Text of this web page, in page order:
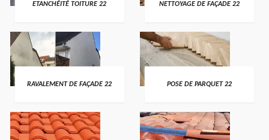
ETANCHÉITÉ TOITURE 22 NETTOYAGE DE FAÇADE 22
RAVALEMENT DE FAÇADE 22 POSE DE PARQUET 22